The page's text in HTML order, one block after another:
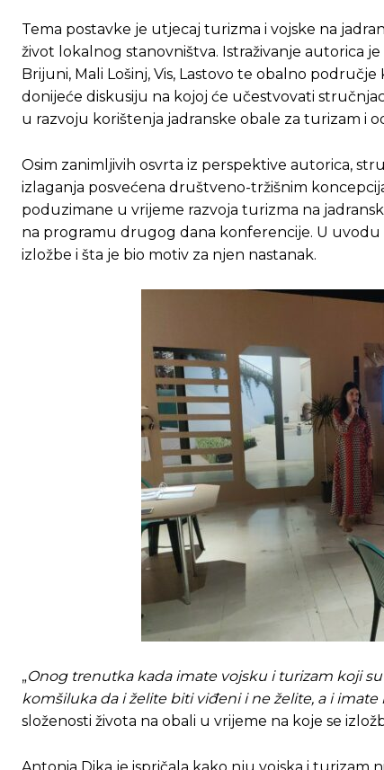
Tema postavke je utjecaj turizma i vojske na
život lokalnog stanovništva. Istraživanje autorica
Brijuni, Mali Lošinj, Vis, Lastovo te obalno
donijeće diskusiju na kojoj će učestvovati
u razvoju korištenja jadranske obale za turizam i
Osim zanimljivih osvrta iz perspektive autorica,
izlaganja posvećena društveno-tržišnim
poduzimane u vrijeme razvoja turizma na
na programu drugog dana konferencije. U uvodu
izložbe i šta je bio motiv za njen nastanak.
„Onog trenutka kada imate vojsku i turizam koji
komšiluka da i želite biti viđeni i ne želite, a i
složenosti života na obali u vrijeme na koje se